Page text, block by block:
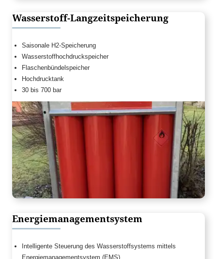
Wasserstoff-Langzeitspeicherung
Saisonale H2-Speicherung
Wasserstoffhochdruckspeicher
Flaschenbündelspeicher
Hochdrucktank
30 bis 700 bar
Energiemanagementsystem
Intelligente Steuerung des Wasserstoffsystems mittels
Energiemanagementsystem (EMS)